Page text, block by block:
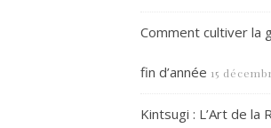
Comment cultiver la
fin d’année 15
Kintsugi : L’Art de la